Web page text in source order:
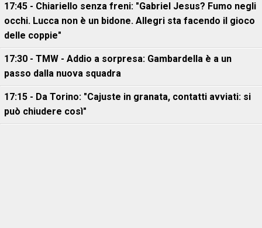
17:45 - Chiariello senza freni: "Gabriel Jesus? Fumo negli
occhi. Lucca non è un bidone. Allegri sta facendo il gioco
delle coppie"
17:30 - TMW - Addio a sorpresa: Gambardella è a un
passo dalla nuova squadra
17:15 - Da Torino: "Cajuste in granata, contatti avviati: si
può chiudere così"